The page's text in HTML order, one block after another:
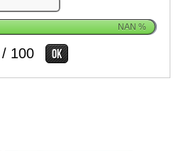
NAN%
/ 100